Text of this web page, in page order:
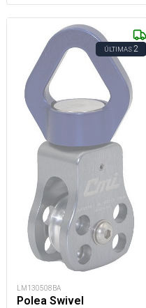
ÚLTIMAS2
LM130508BA
Polea Swivel